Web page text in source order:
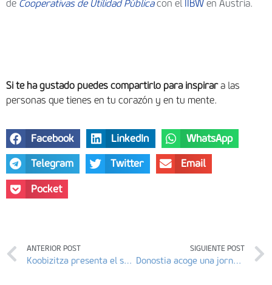
de Cooperativas de Utilidad Públicacon el IIBW en Austria.
Si te ha gustado puedes compartirlo para inspirara las
personas que tienes en tu corazón y en tu mente.
Facebook LinkedIn WhatsApp
Telegram Twitter Email
Pocket
ANTERIOR POST
Koobizitza presenta el sentido de la vivienda cooperativa en cesión de uso
SIGUIENTE POST
Donostia acoge una jornada para descubrir el sentido de la vivienda cooperativa, integrando los cuidados en comunidad